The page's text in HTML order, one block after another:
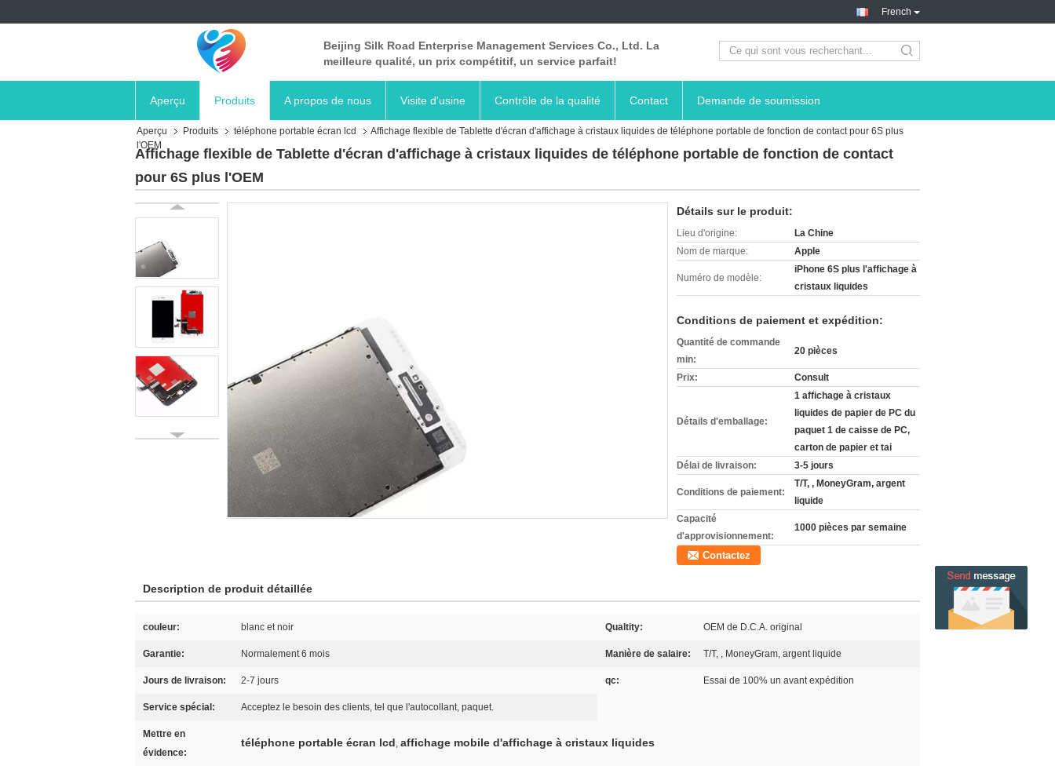
French
Beijing Silk Road Enterprise Management Services Co., Ltd. La
meilleure qualité, un prix compétitif, un service parfait!
search
Aperçu Produits A propos de nous Visite d'usine Contrôle de la qualité Contact Demande de soumission
Aperçu Produits téléphone portable écran lcd
Affichage flexible de Tablette d'écran d'affichage à cristaux liquides de téléphone portable de fonction de contact pour 6S plus
l'OEM
Affichage flexible de Tablette d'écran d'affichage à cristaux liquides de téléphone portable de fonction de contact
pour 6S plus l'OEM
Détails sur le produit:
Lieu d'origine:
La Chine
Nom de marque:
Apple
Numéro de modèle:
iPhone 6S plus l'affichage à
cristaux liquides
Conditions de paiement et expédition:
Quantité de commande
min:
20 pièces
Prix: Consult
Détails d'emballage:
1 affichage à cristaux
liquides de papier de PC du
paquet 1 de caisse de PC,
carton de papier et tai
Délai de livraison:
3-5 jours
Conditions de paiement:
T/T, , MoneyGram, argent
liquide
Capacité
d'approvisionnement:
1000 pièces par semaine
Contactez
Description de produit détaillée
couleur: blanc et noir Qualtity: OEM de D.C.A. original
Garantie: Normalement 6 mois Manière de salaire: T/T, , MoneyGram, argent liquide
Jours de livraison: 2-7 jours qc: Essai de 100% un avant expédition
Service spécial: Acceptez le besoin des clients, tel que l'autocollant, paquet.
Mettre en
évidence:
téléphone portable écran lcd, affichage mobile d'affichage à cristaux liquides